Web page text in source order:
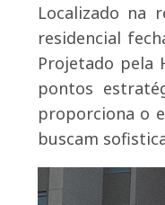
Localizado na
residencial
Projetado pela
pontos
proporciona o
buscam